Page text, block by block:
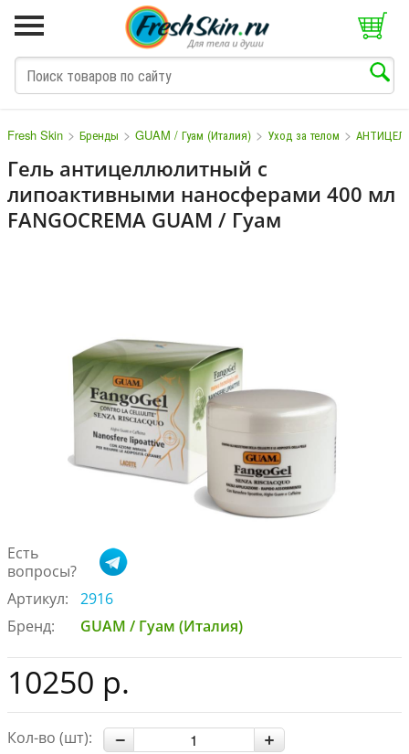
Fresh Skin > Бренды > GUAM / Гуам (Италия) > Уход за телом >
Гель антицеллюлитный с
липоактивными наносферами 400 мл
FANGOCREMA GUAM / Гуам
Есть
вопросы?
Артикул:
2916
Бренд:
GUAM / Гуам (Италия)
10250 р.
Кол-во (шт):
M N O P Q S T V W